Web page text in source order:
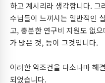
하고 계시리라 생각합니다. 그
수님들이 느끼시는 일반적인
고, 충분한 연구비 지원도 없
가 많은 것, 등이 그것입니다.
이러한 악조건을 다소나마 해
되었습니다.